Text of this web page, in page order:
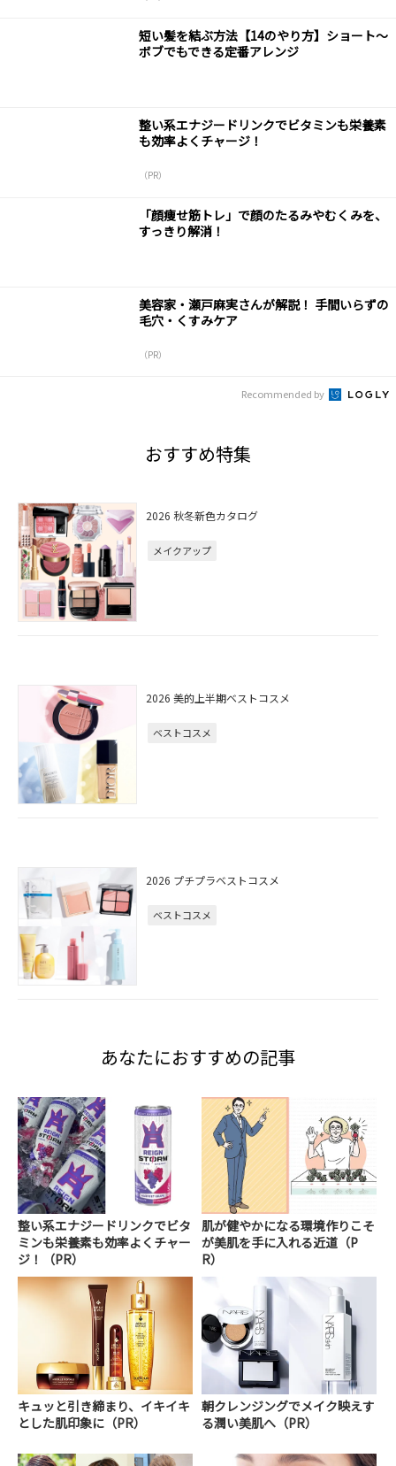
短い髪を結ぶ方法【14のやり方】ショート～
ボブでもできる定番アレンジ
整い系エナジードリンクでビタミンも栄養素
も効率よくチャージ！
（PR）
「顔痩せ筋トレ」で顔のたるみやむくみを、
すっきり解消！
美容家・瀬戸麻実さんが解説！ 手間いらずの
毛穴・くすみケア
（PR）
Recommended by
おすすめ特集
2026 秋冬新色カタログ
メイクアップ
2026 美的上半期ベストコスメ
ベストコスメ
2026 プチプラベストコスメ
ベストコスメ
あなたにおすすめの記事
整い系エナジードリンクでビタ
ミンも栄養素も効率よくチャー
ジ！（PR）
肌が健やかになる環境作りこそ
が美肌を手に入れる近道（P
R）
キュッと引き締まり、イキイキ
とした肌印象に（PR）
朝クレンジングでメイク映えす
る潤い美肌へ（PR）